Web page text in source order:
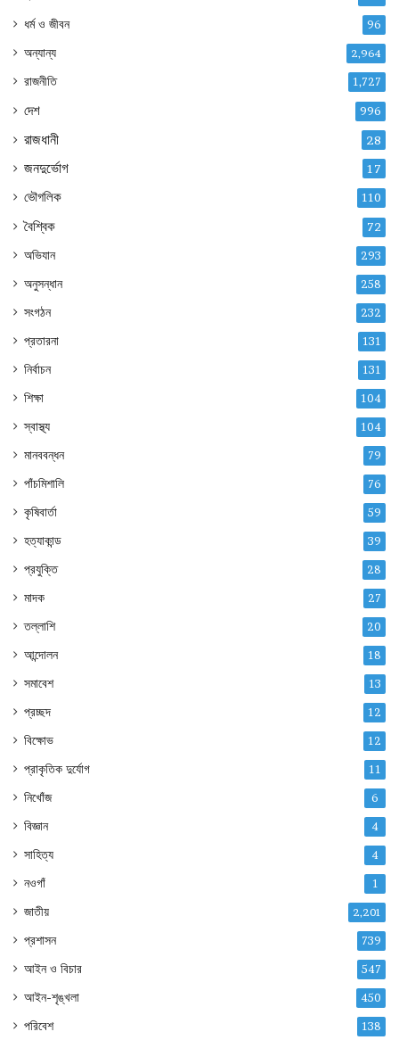
ধর্ম ও জীবন 96
অন্যান্য 2,964
রাজনীতি 1,727
দেশ 996
রাজধানী 28
জনদুর্ভোগ 17
ভৌগলিক 110
বৈশ্বিক 72
অভিযান 293
অনুসন্ধান 258
সংগঠন 232
প্রতারনা 131
নির্বাচন 131
শিক্ষা 104
স্বাস্থ্য 104
মানববন্ধন 79
পাঁচমিশালি 76
কৃষিবার্তা 59
হত্যাকান্ড 39
প্রযুক্তি 28
মাদক 27
তল্লাশি 20
আন্দোলন 18
সমাবেশ 13
প্রচ্ছদ 12
বিক্ষোভ 12
প্রাকৃতিক দুর্যোগ 11
নিখোঁজ 6
বিজ্ঞান 4
সাহিত্য 4
নওগাঁ 1
জাতীয় 2,201
প্রশাসন 739
আইন ও বিচার 547
আইন-শৃঙ্খলা 450
পরিবেশ 138